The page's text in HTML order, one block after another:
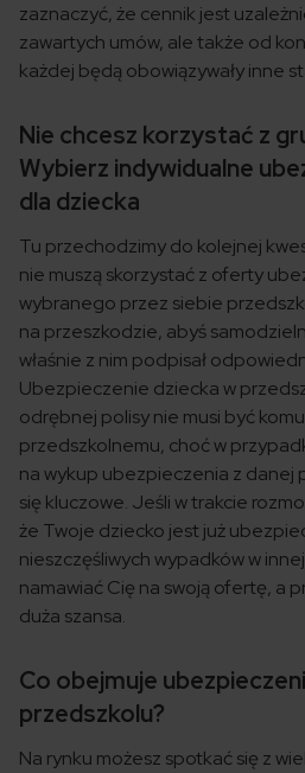
zaznaczyć, że cennik jest
zawartych umów, ale także od
każdej będą obowiązywały inne
Nie chcesz korzystać z
Wybierz indywidualne
dla dziecka
Tu przechodzimy do kolejnej
nie muszą skorzystać z oferty
wybranego przez siebie
na przeszkodzie, abyś
właśnie z nim podpisał
Ubezpieczenie dziecka w
odrębnej polisy nie musi być
przedszkolnemu, choć w
na wykup ubezpieczenia z danej
się kluczowe. Jeśli w trakcie
że Twoje dziecko jest już
nieszczęśliwych wypadków w
namawiać Cię na swoją ofertę, a
duża szansa.
Co obejmuje
przedszkolu?
Na rynku możesz spotkać się z